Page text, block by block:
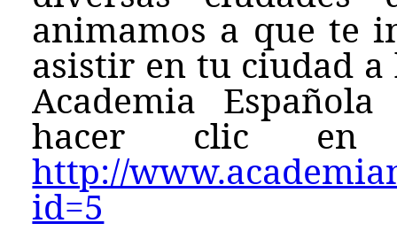
animamos a que te
asistir en tu ciudad a
Academia
hacer clic en
http://
id=5